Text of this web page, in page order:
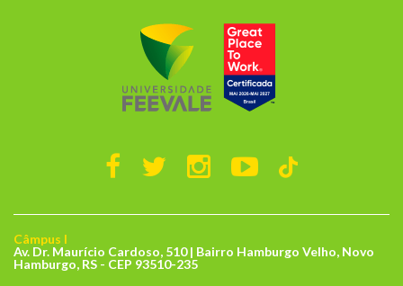
Câmpus I
Av. Dr. Maurício Cardoso, 510 | Bairro Hamburgo Velho, Novo
Hamburgo, RS - CEP 93510-235